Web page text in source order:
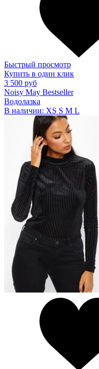
Быстрый просмотр
Купить в один клик
3 500 руб
Noisy May Bestseller
Водолазка
В наличии: XS S M L